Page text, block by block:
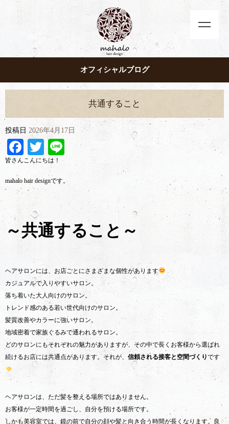
オフィシャルブログ
共通すること
投稿日 2026年4月17日
Facebook
Twitter
Line
皆さんこんにちは！
mahalo hair designです。
～共通すること～
ヘアサロンには、お店ごとにさまざまな個性があります
カジュアルで入りやすいサロン。
落ち着いた大人向けのサロン。
トレンド感のある若い世代向けのサロン。
髪質改善やカラーに強いサロン。
地域密着で家族ぐるみで通われるサロン。
どのサロンにもそれぞれの魅力がありますが、その中で長くお客様から選ばれ
続けるお店には共通点があります。それが、 信頼される接客と空間づくりです
ヘアサロンは、ただ髪を整える場所ではありません。
お客様が一定時間を過ごし、自分を預ける場所です。
しかも美容室では、鏡の前で自分の顔や髪と向き合う時間が長くなります。良